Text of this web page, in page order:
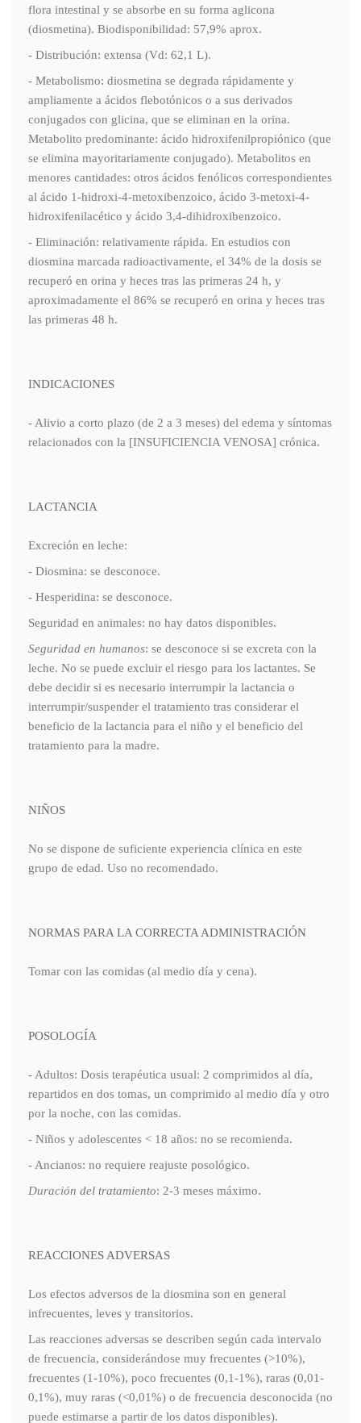
flora intestinal y se absorbe en su forma aglicona
(diosmetina). Biodisponibilidad: 57,9% aprox.
- Distribución: extensa (Vd: 62,1 L).
- Metabolismo: diosmetina se degrada rápidamente y
ampliamente a ácidos flebotónicos o a sus derivados
conjugados con glicina, que se eliminan en la orina.
Metabolito predominante: ácido hidroxifenilpropiónico (que
se elimina mayoritariamente conjugado). Metabolitos en
menores cantidades: otros ácidos fenólicos correspondientes
al ácido 1-hidroxi-4-metoxibenzoico, ácido 3-metoxi-4-
hidroxifenilacético y ácido 3,4-dihidroxibenzoico.
- Eliminación: relativamente rápida. En estudios con
diosmina marcada radioactivamente, el 34% de la dosis se
recuperó en orina y heces tras las primeras 24 h, y
aproximadamente el 86% se recuperó en orina y heces tras
las primeras 48 h.
INDICACIONES
- Alivio a corto plazo (de 2 a 3 meses) del edema y síntomas
relacionados con la [INSUFICIENCIA VENOSA] crónica.
LACTANCIA
Excreción en leche:
- Diosmina: se desconoce.
- Hesperidina: se desconoce.
Seguridad en animales: no hay datos disponibles.
Seguridad en humanos: se desconoce si se excreta con la
leche. No se puede excluir el riesgo para los lactantes. Se
debe decidir si es necesario interrumpir la lactancia o
interrumpir/suspender el tratamiento tras considerar el
beneficio de la lactancia para el niño y el beneficio del
tratamiento para la madre.
NIÑOS
No se dispone de suficiente experiencia clínica en este
grupo de edad. Uso no recomendado.
NORMAS PARA LA CORRECTA ADMINISTRACIÓN
Tomar con las comidas (al medio día y cena).
POSOLOGÍA
- Adultos: Dosis terapéutica usual: 2 comprimidos al día,
repartidos en dos tomas, un comprimido al medio día y otro
por la noche, con las comidas.
- Niños y adolescentes < 18 años: no se recomienda.
- Ancianos: no requiere reajuste posológico.
Duración del tratamiento: 2-3 meses máximo.
REACCIONES ADVERSAS
Los efectos adversos de la diosmina son en general
infrecuentes, leves y transitorios.
Las reacciones adversas se describen según cada intervalo
de frecuencia, considerándose muy frecuentes (>10%),
frecuentes (1-10%), poco frecuentes (0,1-1%), raras (0,01-
0,1%), muy raras (<0,01%) o de frecuencia desconocida (no
puede estimarse a partir de los datos disponibles).